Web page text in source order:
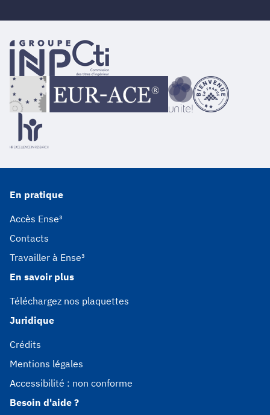
En pratique
Accès Ense³
Contacts
Travailler à Ense³
En savoir plus
Téléchargez nos plaquettes
Juridique
Crédits
Mentions légales
Accessibilité : non conforme
Besoin d'aide ?